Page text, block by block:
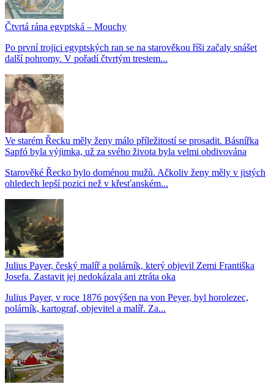
Čtvrtá rána egyptská – Mouchy
Po první trojici egyptských ran se na starověkou říši začaly snášet
další pohromy. V pořadí čtvrtým trestem...
Ve starém Řecku měly ženy málo příležitostí se prosadit. Básnířka
Sapfó byla výjimka, už za svého života byla velmi obdivována
Starověké Řecko bylo doménou mužů. Ačkoliv ženy měly v jistých
ohledech lepší pozici než v křesťanském...
Julius Payer, český malíř a polárník, který objevil Zemi Františka
Josefa. Zastavit jej nedokázala ani ztráta oka
Julius Payer, v roce 1876 povýšen na von Peyer, byl horolezec,
polárník, kartograf, objevitel a malíř. Za...